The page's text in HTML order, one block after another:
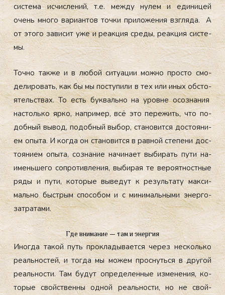
сис­те­ма ис­числе­ний, т.е. меж­ду ну­лем и еди­ницей
очень мно­го ва­ри­ан­тов точ­ки при­ложе­ния взгля­да. А
от это­го за­висит уже и ре­ак­ция сре­ды, ре­ак­ция сис­те­
мы.
Точ­но так­же и в лю­бой си­ту­ации мож­но прос­то смо­
дели­ровать, как бы мы пос­ту­пили в тех или иных об­сто­
ятель­ствах. То есть бук­валь­но на уров­не осоз­на­ния
нас­толь­ко яр­ко, нап­ри­мер, всё это пе­режить, что по­
доб­ный вы­вод, по­доб­ный вы­бор, ста­новит­ся дос­то­яни­
ем опы­та. И ког­да он ста­новит­ся в рав­ной сте­пени дос­
то­яни­ем опы­та, соз­на­ние на­чина­ет вы­бирать пу­ти на­
имень­ше­го соп­ро­тив­ле­ния, вы­бирая те ве­ро­ят­нос­тные
ря­ды и пу­ти, ко­торые вы­ведут к ре­зуль­та­ту мак­си­
маль­но быс­трым спо­собом и с ми­нималь­ны­ми энер­го­
зат­ра­тами.
Где внимание — там и энергия
Иног­да та­кой путь прок­ла­дыва­ет­ся че­рез нес­коль­ко
ре­аль­нос­тей, и тог­да мы мо­жем прос­нуть­ся в дру­гой
ре­аль­нос­ти. Там бу­дут оп­ре­делен­ные из­ме­нения, ко­
торые свой­ствен­ны од­ной ре­аль­нос­ти, но не свой­